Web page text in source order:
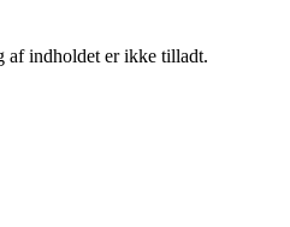
af indholdet er ikke tilladt.